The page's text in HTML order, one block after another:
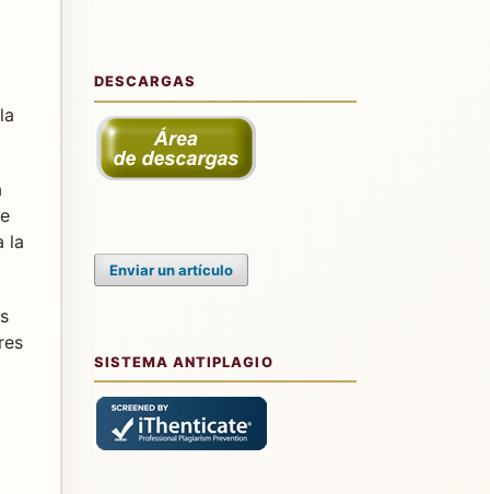
la
DESCARGAS
Enviar un artículo
SISTEMA ANTIPLAGIO